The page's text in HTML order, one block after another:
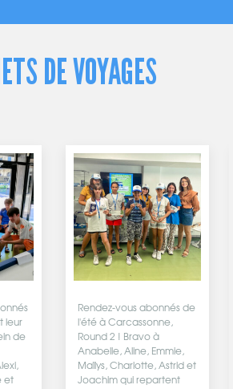
DE VOYAGES
leur
de
et
Rendez-vous abonnés de
l'été à Carcassonne,
Round 2 ! Bravo à
Anabelle, Aline, Emmie,
Maïlys, Charlotte, Astrid et
Joachim qui repartent